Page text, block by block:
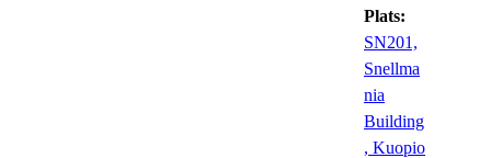
Plats:
SN201,
Snellma
nia
Building
, Kuopio